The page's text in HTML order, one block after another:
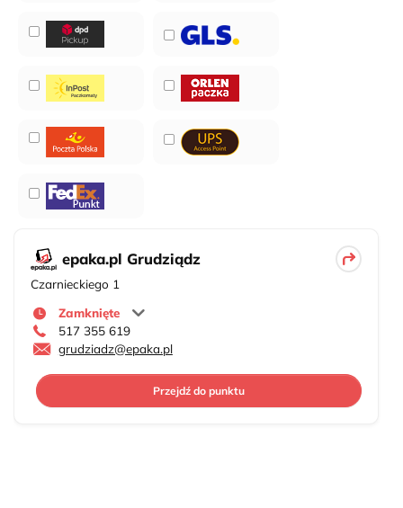
epaka.pl Grudziądz
Czarnieckiego 1
Zamknięte
517 355 619
grudziadz@epaka.pl
Przejdź do punktu